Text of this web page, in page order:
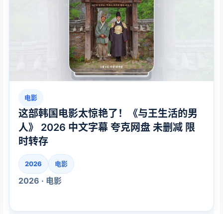
电影
这部韩国电影太惊艳了！《与王生活的男
人》 2026 中文字幕 夸克网盘 未删减 限
时转存
2026 电影
2026 · 电影